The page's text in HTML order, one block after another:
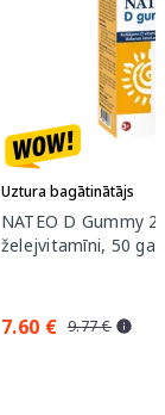
Uztura bagātinātājs
NATEO D Gummy
želejvitamīni, 50
7.60 € 9.77 €